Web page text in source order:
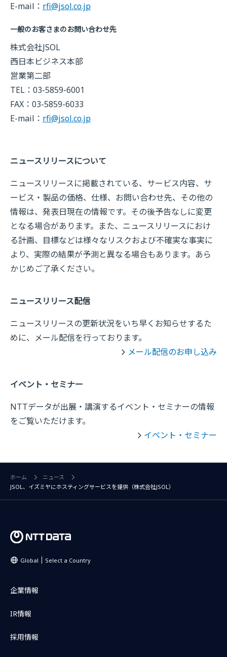
E-mail： rfi@jsol.co.jp
一般のお客さまのお問い合わせ先
株式会社JSOL
西日本ビジネス本部
営業第二部
TEL：03-5859-6001
FAX：03-5859-6033
E-mail： rfi@jsol.co.jp
ニュースリリースについて
ニュースリリースに掲載されている、サービス内容、サ
ービス・製品の価格、仕様、お問い合わせ先、その他の
情報は、発表日現在の情報です。その後予告なしに変更
となる場合があります。また、ニュースリリースにおけ
る計画、目標などは様々なリスクおよび不確実な事実に
より、実際の結果が予測と異なる場合もあります。あら
かじめご了承ください。
ニュースリリース配信
ニュースリリースの更新状況をいち早くお知らせするた
めに、メール配信を行っております。
メール配信のお申し込み
イベント・セミナー
NTTデータが出展・講演するイベント・セミナーの情報
をご覧いただけます。
イベント・セミナー
ホーム
ニュース
JSOL、イズミヤにホスティングサービスを提供（株式会社JSOL）
Global Select a Country
企業情報
IR情報
採用情報